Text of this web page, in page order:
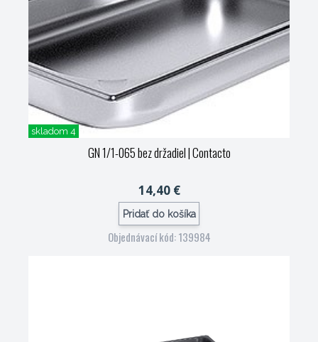
skladom 4
GN 1/1-065 bez držadiel| Contacto
14,40 €
Pridať do košíka
Objednávací kód: 139984